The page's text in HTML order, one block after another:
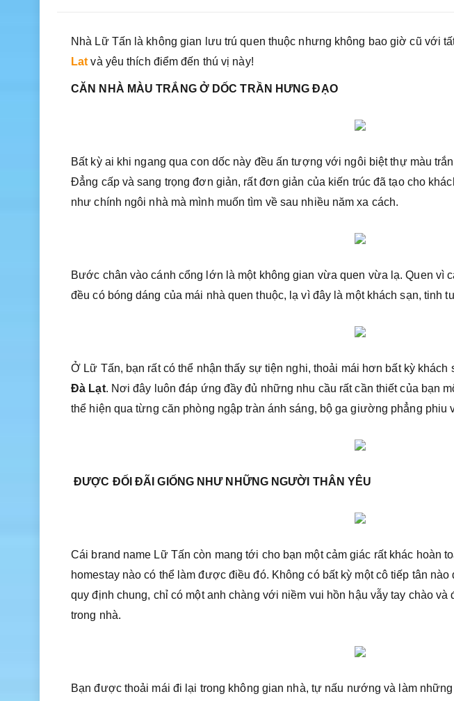
Nhà Lữ Tấn là không gian lưu trú quen thuộc nhưng không bao giờ cũ với
Lat và yêu thích điểm đến thú vị này!
CĂN NHÀ MÀU TRẮNG Ở DỐC TRẦN HƯNG ĐẠO
Bất kỳ ai khi ngang qua con dốc này đều ấn tượng với ngôi biệt thự màu
Đẳng cấp và sang trọng đơn giản, rất đơn giản của kiến trúc đã tạo cho
như chính ngôi nhà mà mình muốn tìm về sau nhiều năm xa cách.
Bước chân vào cánh cổng lớn là một không gian vừa quen vừa lạ. Quen vì
đều có bóng dáng của mái nhà quen thuộc, lạ vì đây là một khách sạn, tinh
Ở Lữ Tấn, bạn rất có thể nhận thấy sự tiện nghi, thoải mái hơn bất kỳ
Đà Lạt. Nơi đây luôn đáp ứng đầy đủ những nhu cầu rất cần thiết của bạn
thể hiện qua từng căn phòng ngập tràn ánh sáng, bộ ga giường phẳng
ĐƯỢC ĐỐI ĐÃI GIỐNG NHƯ NHỮNG NGƯỜI THÂN YÊU
Cái brand name Lữ Tấn còn mang tới cho bạn một cảm giác rất khác hoàn
homestay nào có thể làm được điều đó. Không có bất kỳ một cô tiếp tân
quy định chung, chỉ có một anh chàng với niềm vui hồn hậu vẫy tay chào
trong nhà.
Bạn được thoải mái đi lại trong không gian nhà, tự nấu nướng và làm